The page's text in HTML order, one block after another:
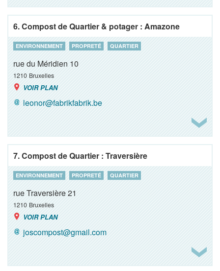
6. Compost de Quartier & potager : Amazone
ENVIRONNEMENT PROPRETÉ QUARTIER
rue du Méridien 10
1210 Bruxelles
VOIR PLAN
leonor@fabrikfabrik.be
7. Compost de Quartier : Traversière
ENVIRONNEMENT PROPRETÉ QUARTIER
rue Traversière 21
1210 Bruxelles
VOIR PLAN
joscompost@gmail.com